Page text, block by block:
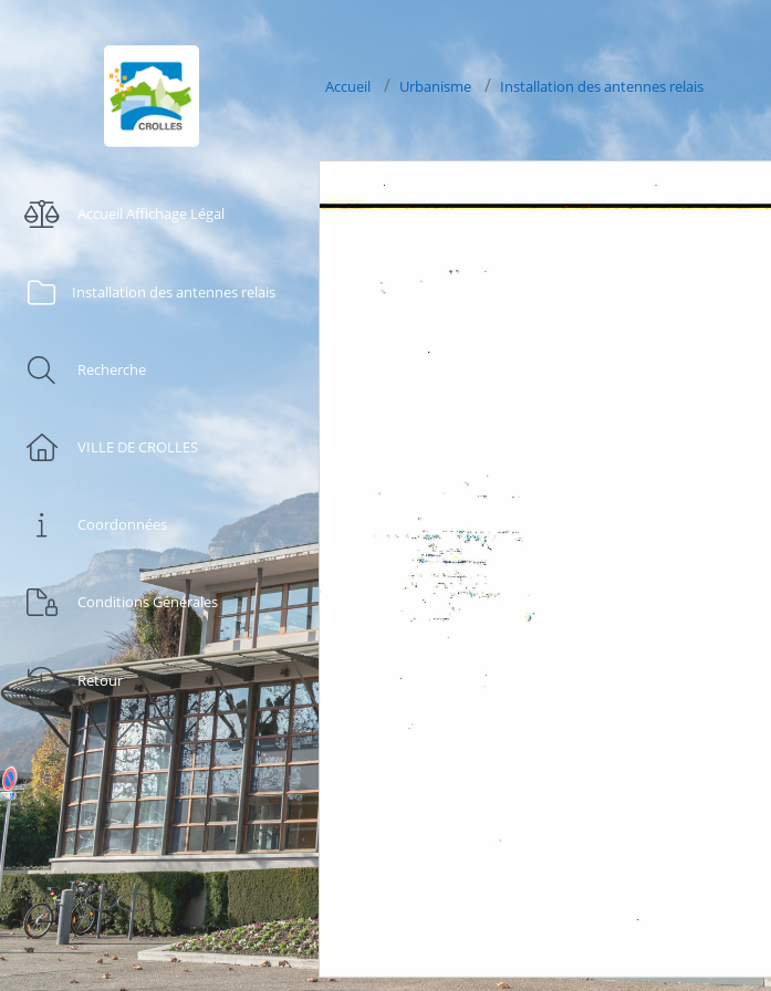
Accueil Affichage Légal
Installation des antennes relais
Recherche
VILLE DE CROLLES
Coordonnées
Conditions Générales
Retour
Accueil Urbanisme
Installation des antennes relais